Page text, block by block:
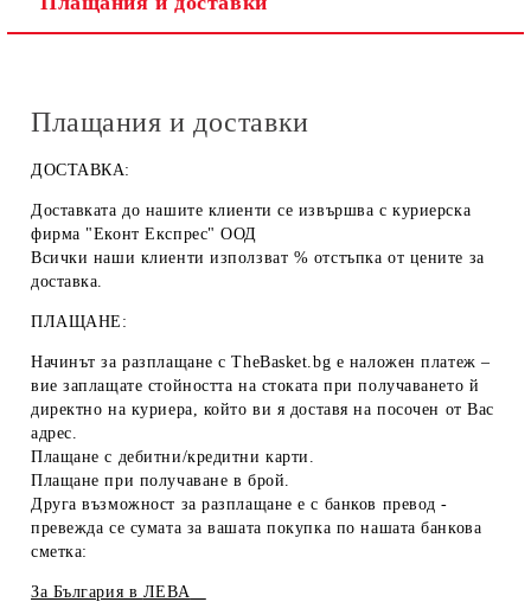
Плащания и доставки
ДОСТАВКА:
Доставката до нашите клиенти се извършва с куриерска
фирма "Еконт Експрес" ООД
Всички наши клиенти използват % отстъпка от цените за
доставка.
ПЛАЩАНЕ:
Начинът за разплащане с TheBasket.bg е наложен платеж –
вие заплащате стойността на стоката при получаването й
директно на куриера, който ви я доставя на посочен от Вас
адрес.
Плащане с дебитни/кредитни карти .
Плащане при получаване в брой.
Друга възможност за разплащане е с банков превод -
превежда се сумата за вашата покупка по нашата банкова
сметка:
За България в ЛЕВА